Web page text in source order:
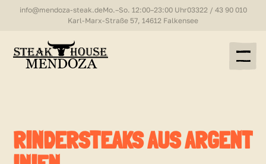
info@mendoza-steak.deMo.–So. 12:00–23:00 Uhr03322 / 43 90 010
Karl-Marx-Straße 57, 14612 Falkensee
RINDERSTEAKS AUS ARGENT